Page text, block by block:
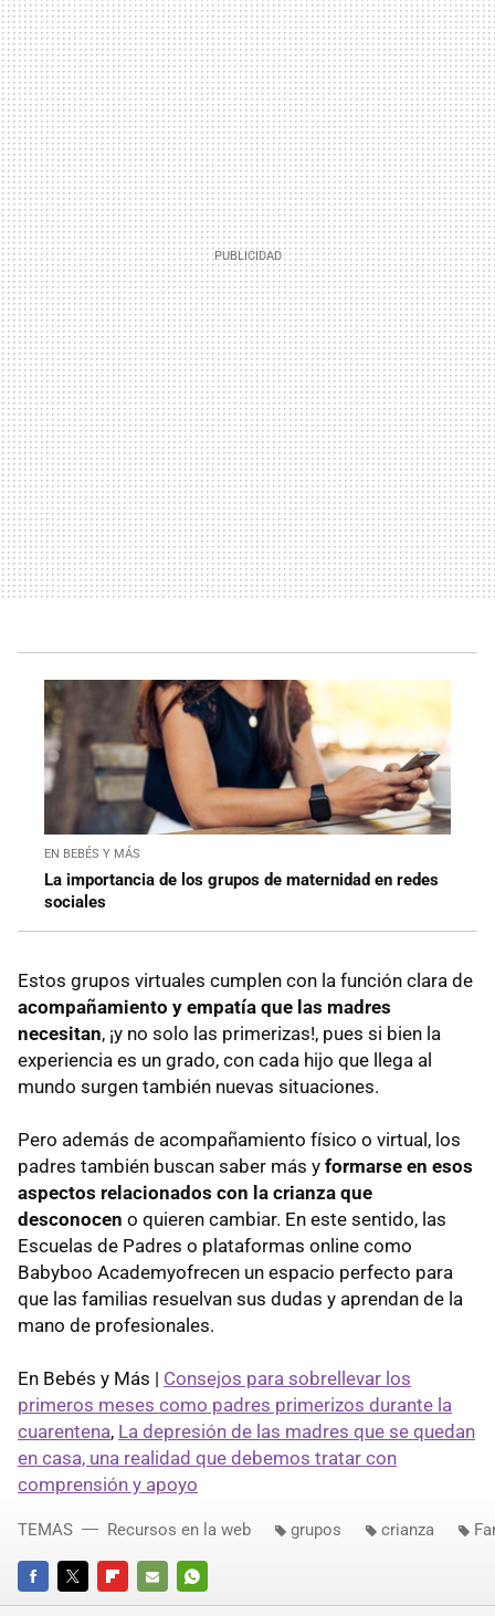
EN BEBÉS Y MÁS
La importancia de los grupos de maternidad en redes
sociales
Estos grupos virtuales cumplen con la función clara de
acompañamiento y empatía que las madres
necesitan, ¡y no solo las primerizas!, pues si bien la
experiencia es un grado, con cada hijo que llega al
mundo surgen también nuevas situaciones.
Pero además de acompañamiento físico o virtual, los
padres también buscan saber más y formarse en esos
aspectos relacionados con la crianza que
desconocen o quieren cambiar. En este sentido, las
Escuelas de Padres o plataformas online como
Babyboo Academyofrecen un espacio perfecto para
que las familias resuelvan sus dudas y aprendan de la
mano de profesionales.
En Bebés y Más | Consejos para sobrellevar los
primeros meses como padres primerizos durante la
cuarentena, La depresión de las madres que se quedan
en casa, una realidad que debemos tratar con
comprensión y apoyo
FACEBOOKTWITTERFLIPBOARD
E-
WHATSAPP
TEMAS Recursos en la web grupos crianza